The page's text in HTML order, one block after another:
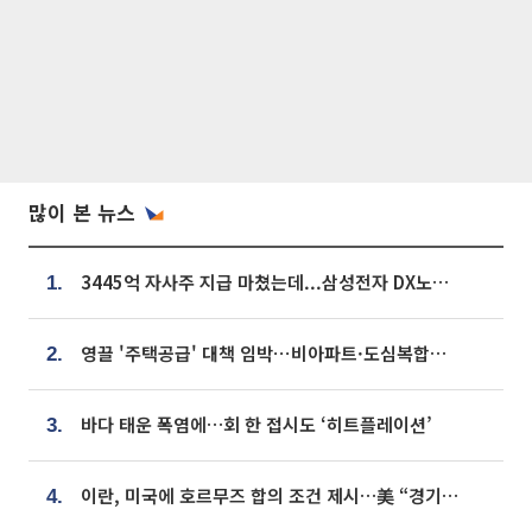
많이 본 뉴스
1. 3445억 자사주 지급 마쳤는데...삼성전자 DX노조, 뒤늦은 '떼쓰기 집회'
2. 영끌 '주택공급' 대책 임박⋯비아파트·도심복합까지 총동원
3. 바다 태운 폭염에…회 한 접시도 ‘히트플레이션’
4. 이란, 미국에 호르무즈 합의 조건 제시…美 “경기 아직 안 끝나” [종합]